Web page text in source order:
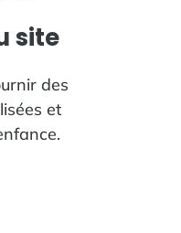
site
des
et